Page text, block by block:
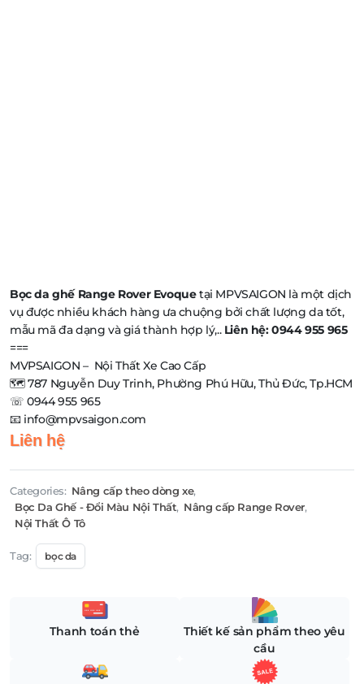
Bọc da ghế Range Rover Evoquetại MPVSAIGON là một dịch
vụ được nhiều khách hàng ưa chuộng bởi chất lượng da tốt,
mẫu mã đa dạng và giá thành hợp lý,.. Liên hệ: 0944 955 965
===
MVPSAIGON – Nội Thất Xe Cao Cấp
🗺️ 787 Nguyễn Duy Trinh, Phường Phú Hữu, Thủ Đức, Tp.HCM
☏ 0944 955 965
📧 info@mpvsaigon.com
Liên hệ
Categories: Nâng cấp theo dòng xe,
Bọc Da Ghế - Đổi Màu Nội Thất, Nâng cấp Range Rover,
Nội Thất Ô Tô
Tag: bọc da
Thanh toán thẻ
Thiết kế sản phẩm theo yêu
cầu